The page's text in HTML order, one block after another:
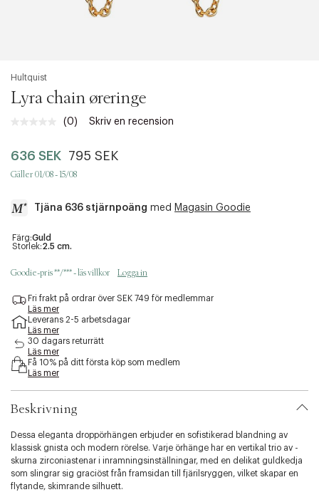
Hultquist
Lyra chain øreringe
Inget
Länk
till
samma
(0) Skriv en recension
636 SEK 795 SEK
Gäller 01/08 - 15/08
Tjäna 636 stjärnpoäng med Magasin Goodie
a
c
e
s
i
b
i
y
.
a
r
i
a
t
Färg:Guld
Storlek:2.5 cm.
Goodie-pris **/*** - läs villkor Logga in
Fri frakt på ordrar över SEK 749 för medlemmar
Läs mer
Leverans 2-5 arbetsdagar
Läs mer
30 dagars returrätt
Läs mer
Få 10% på ditt första köp som medlem
Läs mer
Beskrivning
Dessa eleganta droppörhängen erbjuder en sofistikerad blandning av
klassisk gnista och modern rörelse. Varje örhänge har en vertikal trio av -
skurna zirconiastenar i inramningsinställningar, med en delikat guldkedja
som slingrar sig graciöst från framsidan till fjärilsryggen, vilket skapar en
flytande, skimrande silhuett.